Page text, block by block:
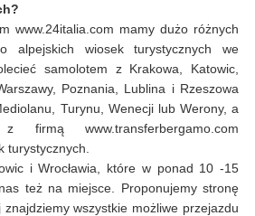
www.24italia.com mamy dużo różnych
alpejskich wiosek turystycznych we
samolotem z Krakowa, Katowic,
Poznania, Lublina i Rzeszowa
Turynu, Wenecji lub Werony, a
firmą www.transferbergamo.com
turystycznych.
i Wrocławia, które w ponad 10 -15
też na miejsce. Proponujemy stronę
wszystkie możliwe przejazdu